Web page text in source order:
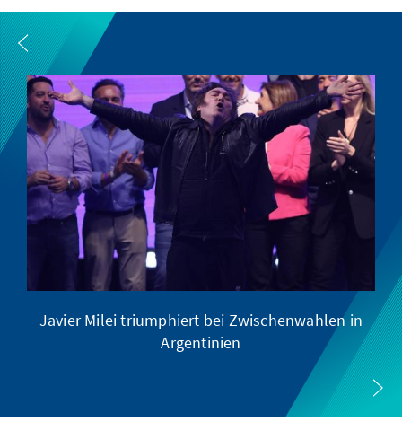
Javier Milei triumphiert bei Zwischenwahlen in
Argentinien